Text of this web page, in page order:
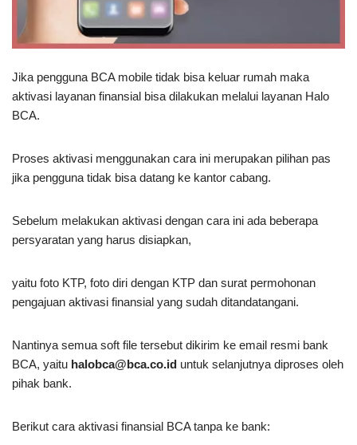
Jika pengguna BCA mobile tidak bisa keluar rumah maka
aktivasi layanan finansial bisa dilakukan melalui layanan Halo
BCA.
Proses aktivasi menggunakan cara ini merupakan pilihan pas
jika pengguna tidak bisa datang ke kantor cabang.
Sebelum melakukan aktivasi dengan cara ini ada beberapa
persyaratan yang harus disiapkan,
yaitu foto KTP, foto diri dengan KTP dan surat permohonan
pengajuan aktivasi finansial yang sudah ditandatangani.
Nantinya semua soft file tersebut dikirim ke email resmi bank
BCA, yaitu halobca@bca.co.id untuk selanjutnya diproses oleh
pihak bank.
Berikut cara aktivasi finansial BCA tanpa ke bank: